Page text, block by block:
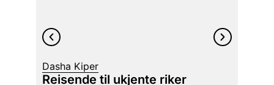
Dasha Kiper
Reisende til ukjente riker